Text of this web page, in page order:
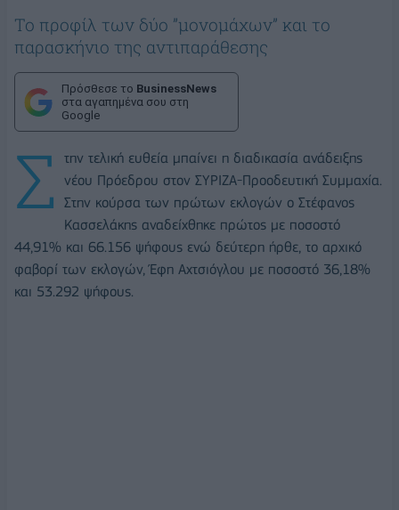
Το προφίλ των δύο ”μονομάχων” και το
παρασκήνιο της αντιπαράθεσης
Πρόσθεσε το BusinessNews
στα αγαπημένα σου στη
Google
Σ
την τελική ευθεία μπαίνει η διαδικασία ανάδειξης
νέου Πρόεδρου στον ΣΥΡΙΖΑ-Προοδευτική Συμμαχία.
Στην κούρσα των πρώτων εκλογών ο Στέφανος
Κασσελάκης αναδείχθηκε πρώτος με ποσοστό
44,91% και 66.156 ψήφους ενώ δεύτερη ήρθε, το αρχικό
φαβορί των εκλογών, Έφη Αχτσιόγλου με ποσοστό 36,18%
και 53.292 ψήφους.